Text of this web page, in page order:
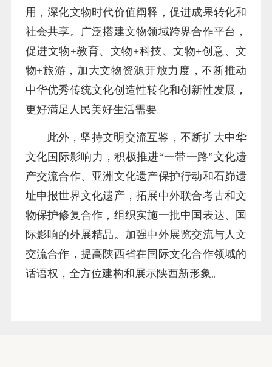
用，深化文物时代价值阐释，促进成果转化和
社会共享。广泛搭建文物领域跨界合作平台，
促进文物+教育、文物+科技、文物+创意、文
物+旅游，加大文物资源开放力度，不断推动
中华优秀传统文化创造性转化和创新性发展，
更好满足人民美好生活需要。
此外，坚持文明交流互鉴，不断扩大中华
文化国际影响力，积极推进“一带一路”文化遗
产交流合作、亚洲文化遗产保护行动和石峁遗
址申报世界文化遗产，拓展中外联合考古和文
物保护修复合作，组织实施一批中国表达、国
际影响的外展精品。加强中外展览交流与人文
交流合作，提高陕西省在国际文化合作领域的
话语权，全方位建构和展示陕西新形象。